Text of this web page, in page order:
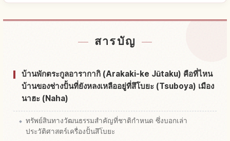
สารบัญ
บ้านพักตระกูลอารากากิ (Arakaki-ke Jūtaku) คือที่ไหน
บ้านของช่างปั้นที่ยังหลงเหลืออยู่ที่สึโบยะ (Tsuboya) เมือง
นาฮะ (Naha)
ทรัพย์สินทางวัฒนธรรมสำคัญที่ชาติกำหนด ซึ่งบอกเล่า
ประวัติศาสตร์เครื่องปั้นสึโบยะ